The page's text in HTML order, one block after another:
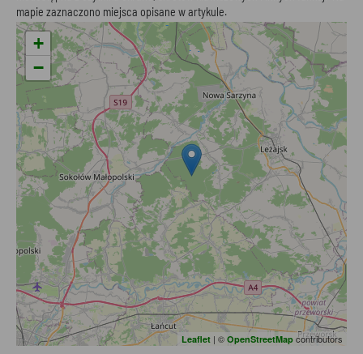
mapie zaznaczono miejsca opisane w artykule.
+
−
Leaflet | © OpenStreetMap contributors